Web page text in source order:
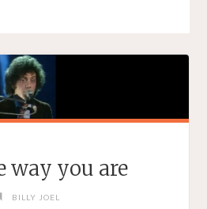
way you are
BILLY JOEL